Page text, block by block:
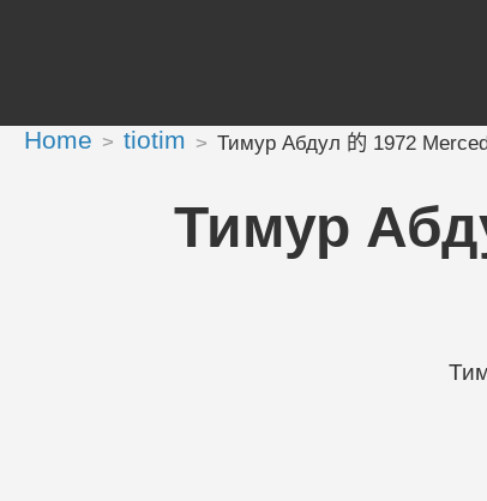
Home tiotim Тимур Абдул 的 1972
Тимур